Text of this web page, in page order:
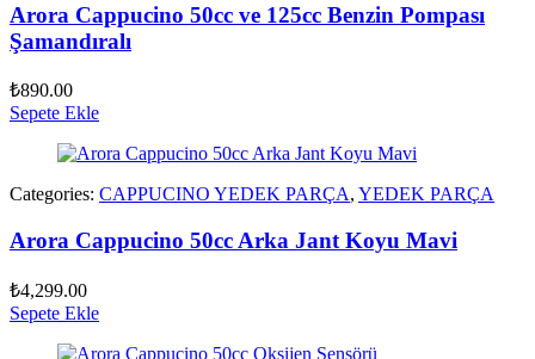
Arora Cappucino 50cc ve 125cc Benzin Pompası
Şamandıralı
₺890.00
Sepete Ekle
Categories: CAPPUCINO YEDEK PARÇA, YEDEK PARÇA
Arora Cappucino 50cc Arka Jant Koyu Mavi
₺4,299.00
Sepete Ekle